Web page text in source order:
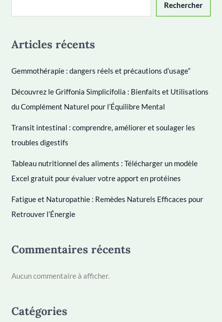
Rechercher
Articles récents
Gemmothérapie : dangers réels et précautions d’usage”
Découvrez le Griffonia Simplicifolia : Bienfaits et Utilisations
du Complément Naturel pour l’Équilibre Mental
Transit intestinal : comprendre, améliorer et soulager les
troubles digestifs
Tableau nutritionnel des aliments : Télécharger un modèle
Excel gratuit pour évaluer votre apport en protéines
Fatigue et Naturopathie : Remèdes Naturels Efficaces pour
Retrouver l’Énergie
Commentaires récents
Aucun commentaire à afficher.
Catégories